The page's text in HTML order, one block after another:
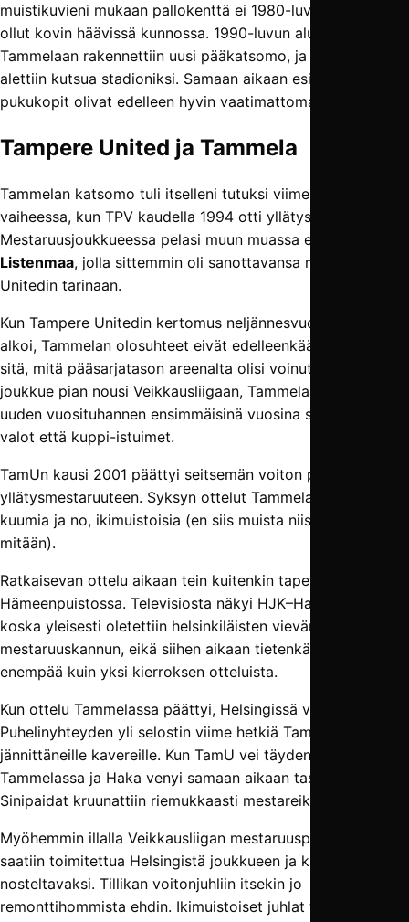
muistikuvieni mukaan pallokenttä ei 1980-luvun vuosina
ollut kovin häävissä kunnossa. 1990-luvun alussa
Tammelaan rakennettiin uusi pääkatsomo, ja kenttää
alettiin kutsua stadioniksi. Samaan aikaan esimerkiksi
pukukopit olivat edelleen hyvin vaatimattomat.
Tampere United ja Tammela
Tammelan katsomo tuli itselleni tutuksi viimeistään siinä
vaiheessa, kun TPV kaudella 1994 otti yllätysmestaruuden.
Mestaruusjoukkueessa pelasi muun muassa eräs
Listenmaa, jolla sittemmin oli sanottavansa myös Tampere
Unitedin tarinaan.
Kun Tampere Unitedin kertomus neljännesvuosisata sitten
alkoi, Tammelan olosuhteet eivät edelleenkään olleet aivan
sitä, mitä pääsarjatason areenalta olisi voinut odottaa. Kun
joukkue pian nousi Veikkausliigaan, Tammelaan saatiin
uuden vuosituhannen ensimmäisinä vuosina sekä uudet
valot että kuppi-istuimet.
TamUn kausi 2001 päättyi seitsemän voiton putkeen ja
yllätysmestaruuteen. Syksyn ottelut Tammelassa olivat
kuumia ja no, ikimuistoisia (en siis muista niistä juuri
mitään).
Ratkaisevan ottelu aikaan tein kuitenkin tapettiremonttia
Hämeenpuistossa. Televisiosta näkyi HJK–Haka-ottelu,
koska yleisesti oletettiin helsinkiläisten vievän
mestaruuskannun, eikä siihen aikaan tietenkään näytetty
enempää kuin yksi kierroksen otteluista.
Kun ottelu Tammelassa päättyi, Helsingissä vielä pelattiin.
Puhelinyhteyden yli selostin viime hetkiä Tammelassa
jännittäneille kavereille. Kun TamU vei täyden pistepotin
Tammelassa ja Haka venyi samaan aikaan tasuriin,
Sinipaidat kruunattiin riemukkaasti mestareiksi.
Myöhemmin illalla Veikkausliigan mestaruuspatsaskin
saatiin toimitettua Helsingistä joukkueen ja kannattajien
nosteltavaksi. Tillikan voitonjuhliin itsekin jo
remonttihommista ehdin. Ikimuistoiset juhlat tietenkin